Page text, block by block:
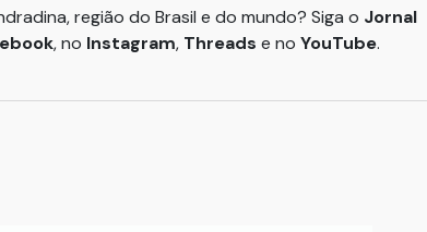
região do Brasil e do mundo? Siga o Jornal
, no Instagram, Threads e no YouTube.